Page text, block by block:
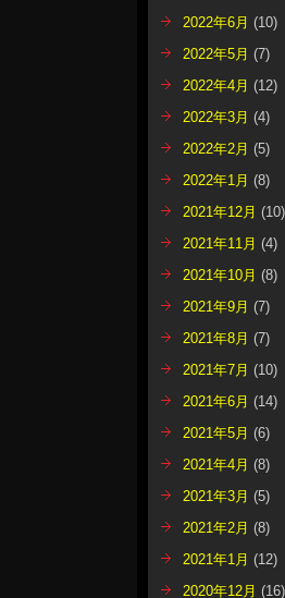
2022年6月 (10)
2022年5月 (7)
2022年4月 (12)
2022年3月 (4)
2022年2月 (5)
2022年1月 (8)
2021年12月 (10)
2021年11月 (4)
2021年10月 (8)
2021年9月 (7)
2021年8月 (7)
2021年7月 (10)
2021年6月 (14)
2021年5月 (6)
2021年4月 (8)
2021年3月 (5)
2021年2月 (8)
2021年1月 (12)
2020年12月 (16)